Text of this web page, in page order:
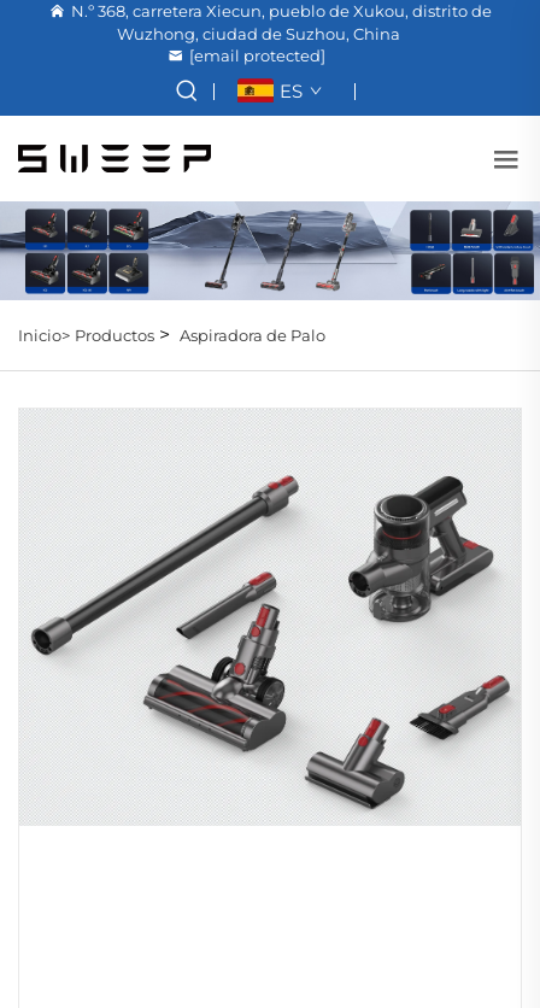
N.º 368, carretera Xiecun, pueblo de Xukou, distrito de
Wuzhong, ciudad de Suzhou, China
[email protected]
ES
Inicio> Productos > Aspiradora de Palo